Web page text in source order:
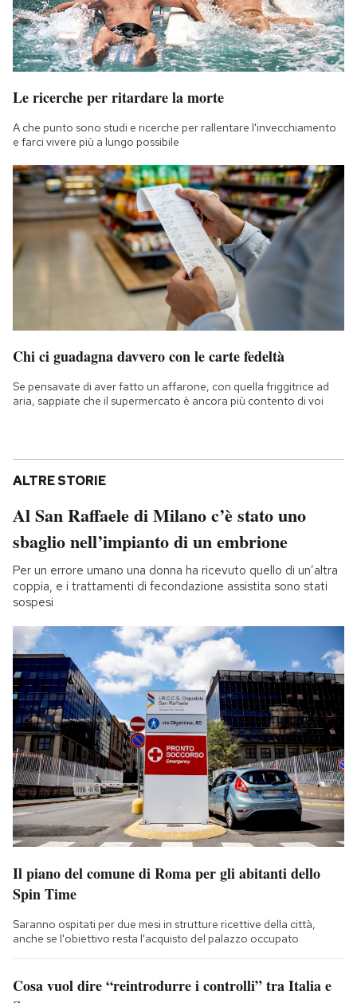
Le ricerche per ritardare la morte
A che punto sono studi e ricerche per rallentare l'invecchiamento
e farci vivere più a lungo possibile
Chi ci guadagna davvero con le carte fedeltà
Se pensavate di aver fatto un affarone, con quella friggitrice ad
aria, sappiate che il supermercato è ancora più contento di voi
ALTRE STORIE
Al San Raffaele di Milano c’è stato uno
sbaglio nell’impianto di un embrione
Per un errore umano una donna ha ricevuto quello di un’altra
coppia, e i trattamenti di fecondazione assistita sono stati
sospesi
Il piano del comune di Roma per gli abitanti dello
Spin Time
Saranno ospitati per due mesi in strutture ricettive della città,
anche se l'obiettivo resta l'acquisto del palazzo occupato
Cosa vuol dire “reintrodurre i controlli” tra Italia e